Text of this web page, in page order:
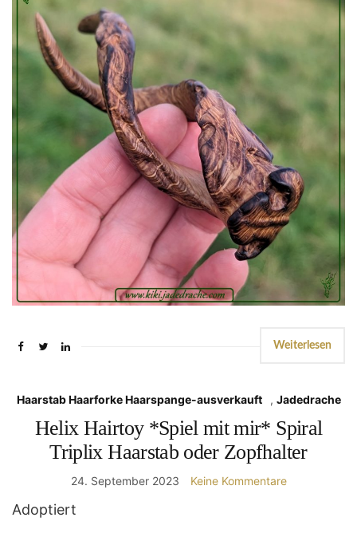
Weiterlesen
Haarstab Haarforke Haarspange-ausverkauft , Jadedrache
Helix Hairtoy *Spiel mit mir* Spiral
Triplix Haarstab oder Zopfhalter
24. September 2023 Keine Kommentare
Adoptiert